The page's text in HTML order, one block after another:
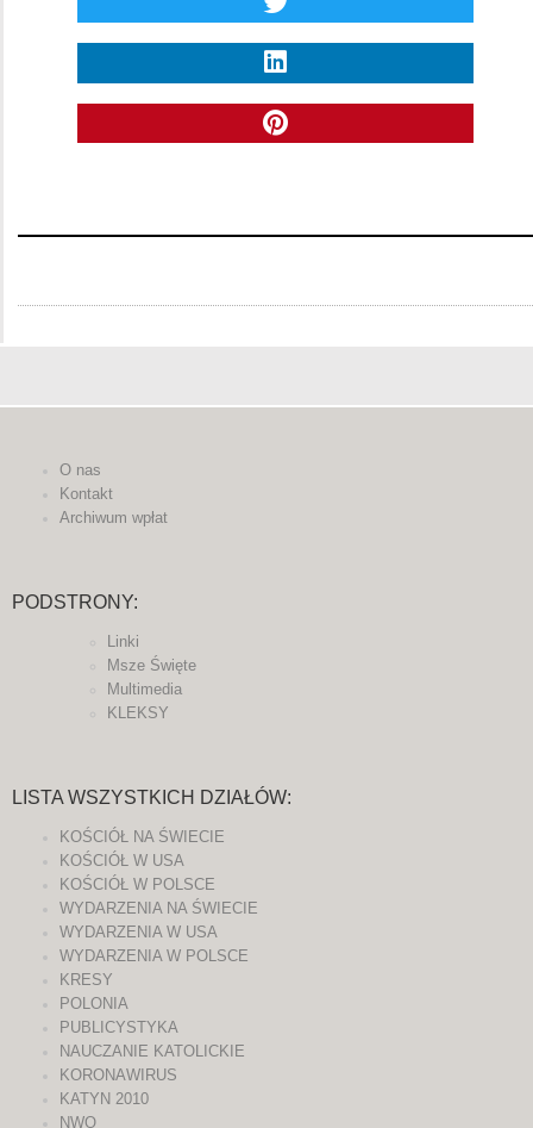
O nas
Kontakt
Archiwum wpłat
PODSTRONY:
Linki
Msze Święte
Multimedia
KLEKSY
LISTA WSZYSTKICH DZIAŁÓW:
KOŚCIÓŁ NA ŚWIECIE
KOŚCIÓŁ W USA
KOŚCIÓŁ W POLSCE
WYDARZENIA NA ŚWIECIE
WYDARZENIA W USA
WYDARZENIA W POLSCE
KRESY
POLONIA
PUBLICYSTYKA
NAUCZANIE KATOLICKIE
KORONAWIRUS
KATYN 2010
NWO